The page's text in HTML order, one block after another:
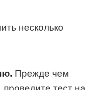
несколько
Прежде чем